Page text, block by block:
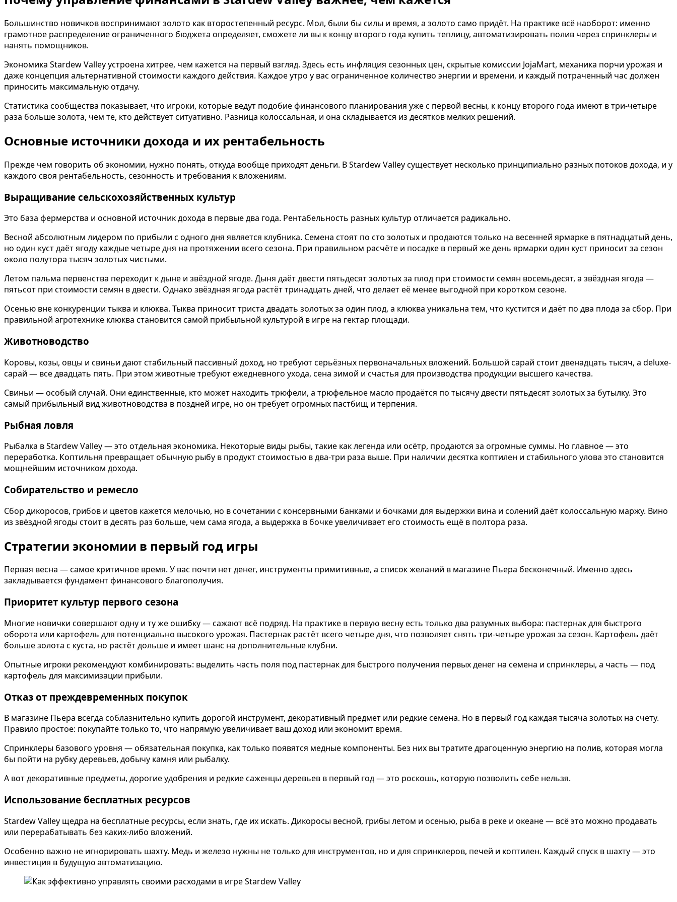
Большинство новичков воспринимают золото как второстепенный ресурс. Мол, были бы силы и время, а золото само придёт. На практике всё наоборот: именно
грамотное распределение ограниченного бюджета определяет, сможете ли вы к концу второго года купить теплицу, автоматизировать полив через спринклеры и
нанять помощников.
Экономика Stardew Valley устроена хитрее, чем кажется на первый взгляд. Здесь есть инфляция сезонных цен, скрытые комиссии JojaMart, механика порчи урожая и
даже концепция альтернативной стоимости каждого действия. Каждое утро у вас ограниченное количество энергии и времени, и каждый потраченный час должен
приносить максимальную отдачу.
Статистика сообщества показывает, что игроки, которые ведут подобие финансового планирования уже с первой весны, к концу второго года имеют в три-четыре
раза больше золота, чем те, кто действует ситуативно. Разница колоссальная, и она складывается из десятков мелких решений.
Основные источники дохода и их рентабельность
Прежде чем говорить об экономии, нужно понять, откуда вообще приходят деньги. В Stardew Valley существует несколько принципиально разных потоков дохода, и у
каждого своя рентабельность, сезонность и требования к вложениям.
Выращивание сельскохозяйственных культур
Это база фермерства и основной источник дохода в первые два года. Рентабельность разных культур отличается радикально.
Весной абсолютным лидером по прибыли с одного дня является клубника. Семена стоят по сто золотых и продаются только на весенней ярмарке в пятнадцатый день,
но один куст даёт ягоду каждые четыре дня на протяжении всего сезона. При правильном расчёте и посадке в первый же день ярмарки один куст приносит за сезон
около полутора тысяч золотых чистыми.
Летом пальма первенства переходит к дыне и звёздной ягоде. Дыня даёт двести пятьдесят золотых за плод при стоимости семян восемьдесят, а звёздная ягода —
пятьсот при стоимости семян в двести. Однако звёздная ягода растёт тринадцать дней, что делает её менее выгодной при коротком сезоне.
Осенью вне конкуренции тыква и клюква. Тыква приносит триста двадать золотых за один плод, а клюква уникальна тем, что кустится и даёт по два плода за сбор. При
правильной агротехнике клюква становится самой прибыльной культурой в игре на гектар площади.
Животноводство
Коровы, козы, овцы и свиньи дают стабильный пассивный доход, но требуют серьёзных первоначальных вложений. Большой сарай стоит двенадцать тысяч, а deluxe-
сарай — все двадцать пять. При этом животные требуют ежедневного ухода, сена зимой и счастья для производства продукции высшего качества.
Свиньи — особый случай. Они единственные, кто может находить трюфели, а трюфельное масло продаётся по тысячу двести пятьдесят золотых за бутылку. Это
самый прибыльный вид животноводства в поздней игре, но он требует огромных пастбищ и терпения.
Рыбная ловля
Рыбалка в Stardew Valley — это отдельная экономика. Некоторые виды рыбы, такие как легенда или осётр, продаются за огромные суммы. Но главное — это
переработка. Коптильня превращает обычную рыбу в продукт стоимостью в два-три раза выше. При наличии десятка коптилен и стабильного улова это становится
мощнейшим источником дохода.
Собирательство и ремесло
Сбор дикоросов, грибов и цветов кажется мелочью, но в сочетании с консервными банками и бочками для выдержки вина и солений даёт колоссальную маржу. Вино
из звёздной ягоды стоит в десять раз больше, чем сама ягода, а выдержка в бочке увеличивает его стоимость ещё в полтора раза.
Стратегии экономии в первый год игры
Первая весна — самое критичное время. У вас почти нет денег, инструменты примитивные, а список желаний в магазине Пьера бесконечный. Именно здесь
закладывается фундамент финансового благополучия.
Приоритет культур первого сезона
Многие новички совершают одну и ту же ошибку — сажают всё подряд. На практике в первую весну есть только два разумных выбора: пастернак для быстрого
оборота или картофель для потенциально высокого урожая. Пастернак растёт всего четыре дня, что позволяет снять три-четыре урожая за сезон. Картофель даёт
больше золота с куста, но растёт дольше и имеет шанс на дополнительные клубни.
Опытные игроки рекомендуют комбинировать: выделить часть поля под пастернак для быстрого получения первых денег на семена и спринклеры, а часть — под
картофель для максимизации прибыли.
Отказ от преждевременных покупок
В магазине Пьера всегда соблазнительно купить дорогой инструмент, декоративный предмет или редкие семена. Но в первый год каждая тысяча золотых на счету.
Правило простое: покупайте только то, что напрямую увеличивает ваш доход или экономит время.
Спринклеры базового уровня — обязательная покупка, как только появятся медные компоненты. Без них вы тратите драгоценную энергию на полив, которая могла
бы пойти на рубку деревьев, добычу камня или рыбалку.
А вот декоративные предметы, дорогие удобрения и редкие саженцы деревьев в первый год — это роскошь, которую позволить себе нельзя.
Использование бесплатных ресурсов
Stardew Valley щедра на бесплатные ресурсы, если знать, где их искать. Дикоросы весной, грибы летом и осенью, рыба в реке и океане — всё это можно продавать
или перерабатывать без каких-либо вложений.
Особенно важно не игнорировать шахту. Медь и железо нужны не только для инструментов, но и для спринклеров, печей и коптилен. Каждый спуск в шахту — это
инвестиция в будущую автоматизацию.